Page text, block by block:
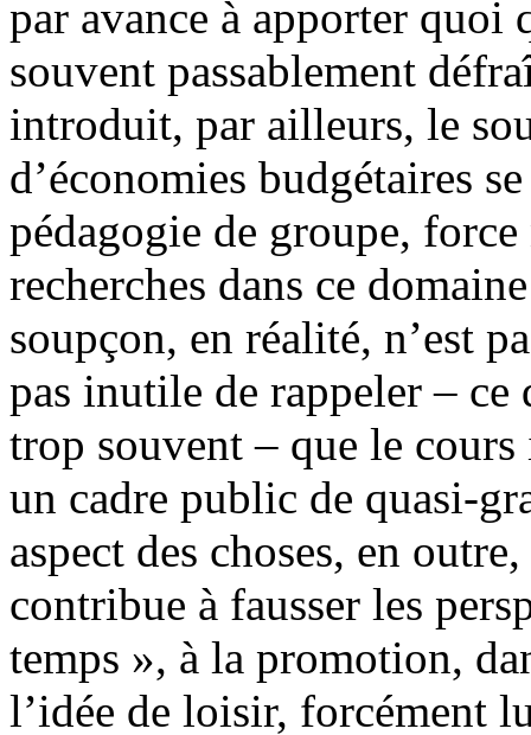
par avance à apporter quoi
souvent passablement
introduit, par ailleurs, le
d’économies budgétaires
pédagogie de groupe,
recherches dans ce
soupçon, en réalité, n’est
pas inutile de rappeler – ce
trop souvent – que le
un cadre public de quasi-
aspect des choses, en
contribue à fausser les
temps », à la promotion,
l’idée de loisir, forcément